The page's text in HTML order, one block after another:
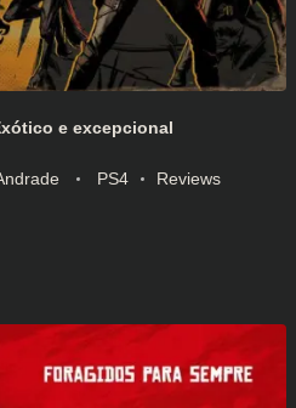
e excepcional
PS4 Reviews